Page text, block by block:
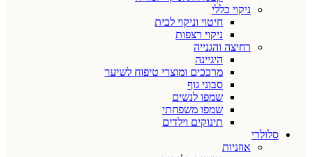
ניקוי כללי
חיטוי וניקוי לבית
ניקוי רצפות
רחיצה והגנייה
היגיינה
מרככים ומוצרי טיפוח לשיער
סבוני גוף
שמפו לנשים
שמפו משפחתי
תינוקים וילדים
סלולרי
אוזניות